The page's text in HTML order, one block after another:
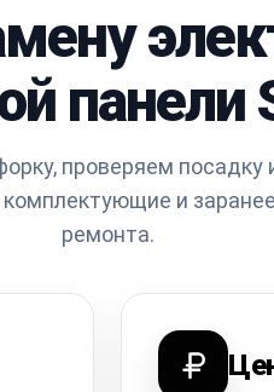
панели
проверяем посадку
и
ремонта.